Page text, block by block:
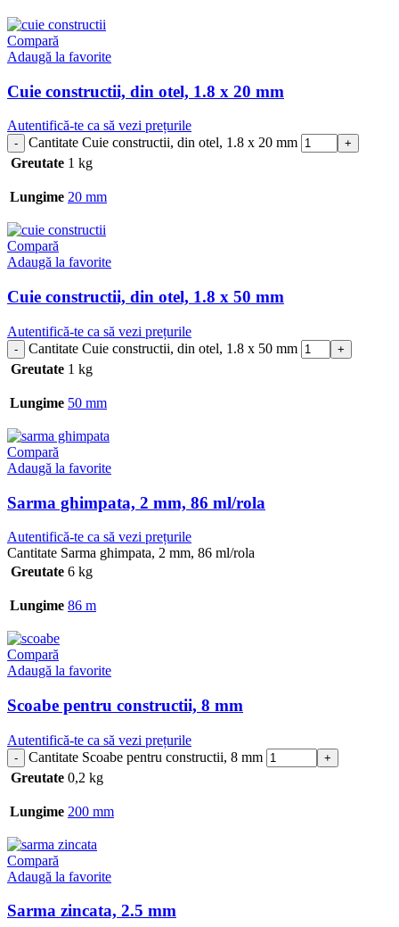
Compară
Adaugă la favorite
Cuie constructii, din otel, 1.8 x 20 mm
Autentifică-te ca să vezi prețurile
Cantitate Cuie constructii, din otel, 1.8 x 20 mm
Greutate 1 kg
Lungime 20 mm
Compară
Adaugă la favorite
Cuie constructii, din otel, 1.8 x 50 mm
Autentifică-te ca să vezi prețurile
Cantitate Cuie constructii, din otel, 1.8 x 50 mm
Greutate 1 kg
Lungime 50 mm
Compară
Adaugă la favorite
Sarma ghimpata, 2 mm, 86 ml/rola
Autentifică-te ca să vezi prețurile
Cantitate Sarma ghimpata, 2 mm, 86 ml/rola
Greutate 6 kg
Lungime 86 m
Compară
Adaugă la favorite
Scoabe pentru constructii, 8 mm
Autentifică-te ca să vezi prețurile
Cantitate Scoabe pentru constructii, 8 mm
Greutate 0,2 kg
Lungime 200 mm
Compară
Adaugă la favorite
Sarma zincata, 2.5 mm